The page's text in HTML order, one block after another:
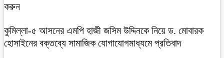
করুন
কুমিল্লা-৫ আসনের এমপি হাজী জসিম উদ্দিনকে নিয়ে ড. মোবারক
হোসাইনের বক্তব্যে সামাজিক যোগাযোগমাধ্যমে প্রতিবাদ